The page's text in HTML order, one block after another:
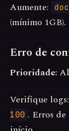
Aumente:
(mínimo 1GB).
Erro de
Prioridade:
Verifique logs:
100 . Erros